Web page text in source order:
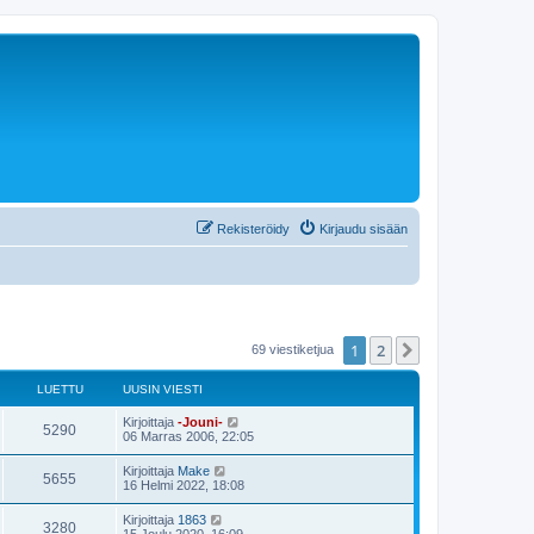
Kirjaudu sisään
Rekisteröidy
69 viestiketjua 1 2
LUETTU UUSIN VIESTI
5290L
u
t
U
u
n
v
i
e
Kirjoittaja -Jouni-
06 Marras 2006, 22:05
5655
u
U
u
n
Kirjoittaja Make
16 Helmi 2022, 18:08
3280L
U
Kirjoittaja 1863